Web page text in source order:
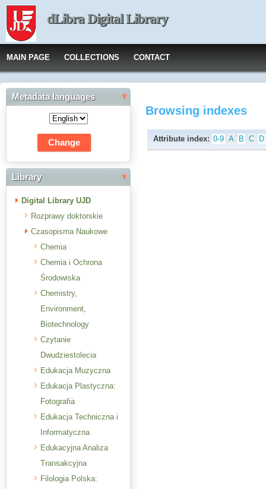
dLibra Digital Library
MAIN PAGE COLLECTIONS CONTACT
Metadata languages
Library
Digital Library UJD
Rozprawy doktorskie
Czasopisma Naukowe
Chemia
Chemia i Ochrona
Środowiska
Chemistry,
Environment,
Biotechnology
Czytanie
Dwudziestolecia
Edukacja Muzyczna
Edukacja Plastyczna:
Fotografia
Edukacja Techniczna i
Informatyczna
Edukacyjna Analiza
Transakcyjna
Filologia Polska:
Browsing indexes
Attribute index: 0-9 A B C D